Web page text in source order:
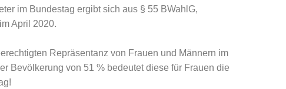
im Bundestag ergibt sich aus § 55 BWahlG,
April 2020.
Repräsentanz von Frauen und Männern im
Bevölkerung von 51 % bedeutet diese für Frauen die